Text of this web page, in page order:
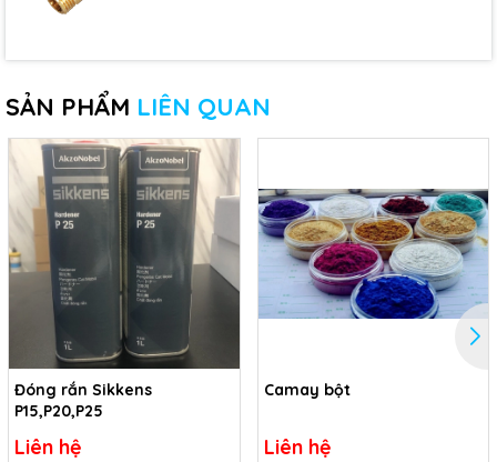
SẢN PHẨM LIÊN QUAN
Đóng rắn Sikkens
P15,P20,P25
Liên hệ
Camay bột
Liên hệ